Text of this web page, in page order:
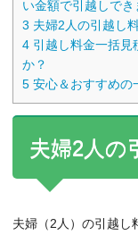
い金額で引越しでき
3 夫婦2人の引越し
4 引越し料金一括見
か？
5 安心＆おすすめの
夫婦2人の
夫婦（2人）の引越し